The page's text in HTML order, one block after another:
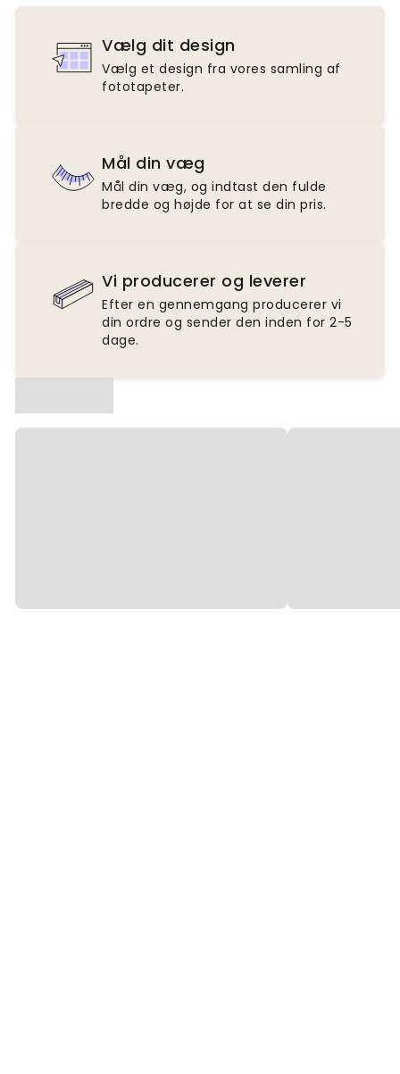
Vælg dit design
Vælg et design fra vores samling af
fototapeter.
Mål din væg
Mål din væg, og indtast den fulde
bredde og højde for at se din pris.
Vi producerer og leverer
Efter en gennemgang producerer vi
din ordre og sender den inden for 2-5
dage.